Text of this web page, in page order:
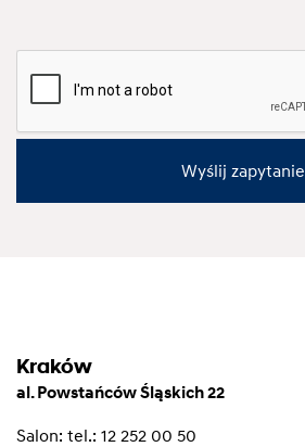
Wyślij zapytanie
Kraków
al. Powstańców Śląskich 22
Salon: tel.: 12 252 00 50